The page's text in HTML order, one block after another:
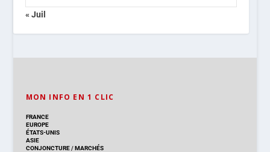
« Juil
MON INFO EN 1 CLIC
FRANCE
EUROPE
ÉTATS-UNIS
ASIE
CONJONCTURE/MARCHÉS